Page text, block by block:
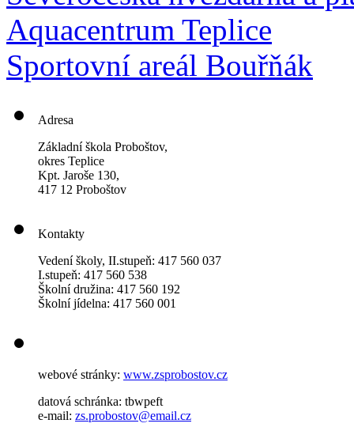
Aquacentrum Teplice
Sportovní areál Bouřňák
Adresa
Základní škola Proboštov,
okres Teplice
Kpt. Jaroše 130,
417 12 Proboštov
Kontakty
Vedení školy, II.stupeň: 417 560 037
I.stupeň: 417 560 538
Školní družina: 417 560 192
Školní jídelna: 417 560 001
webové stránky: www.zsprobostov.cz
datová schránka: tbwpeft
e-mail: zs.probostov@email.cz